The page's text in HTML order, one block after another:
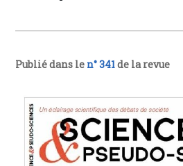
Publié dans le n° 341de la revue